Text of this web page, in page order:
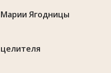
Ягодницы